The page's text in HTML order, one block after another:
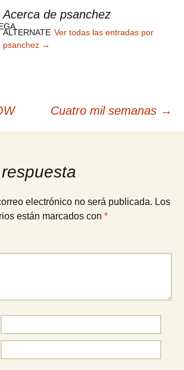
Acerca de psanchez
ALTERNATE Ver todas las entradas por
psanchez →
Cuatro mil semanas →
electrónico no será publicada. Los
están marcados con *